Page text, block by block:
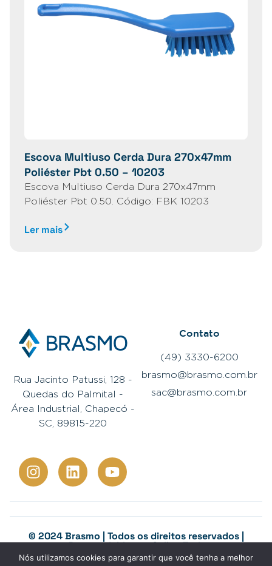
Escova Multiuso Cerda Dura 270x47mm
Poliéster Pbt 0.50 – 10203
Escova Multiuso Cerda Dura 270x47mm
Poliéster Pbt 0.50. Código: FBK 10203
Ler mais
Rua Jacinto Patussi, 128 -
Quedas do Palmital -
Área Industrial, Chapecó -
SC, 89815-220
Contato
(49) 3330-6200
brasmo@brasmo.com.br
sac@brasmo.com.br
© 2024 Brasmo | Todos os direitos reservados |
Desenvolvido porColina Tech
Canal de denúncias
Nós utilizamos cookies para garantir que você tenha a melhor